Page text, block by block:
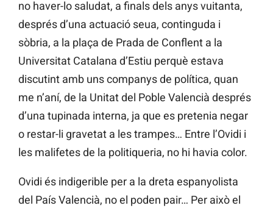
no haver-lo saludat, a finals dels anys vuitanta,
després d’una actuació seua, continguda i
sòbria, a la plaça de Prada de Conflent a la
Universitat Catalana d’Estiu perquè estava
discutint amb uns companys de política, quan
me n’aní, de la Unitat del Poble Valencià després
d’una tupinada interna, ja que es pretenia negar
o restar-li gravetat a les trampes… Entre l’Ovidi i
les malifetes de la politiqueria, no hi havia color.
Ovidi és indigerible per a la dreta espanyolista
del País Valencià, no el poden pair… Per això el